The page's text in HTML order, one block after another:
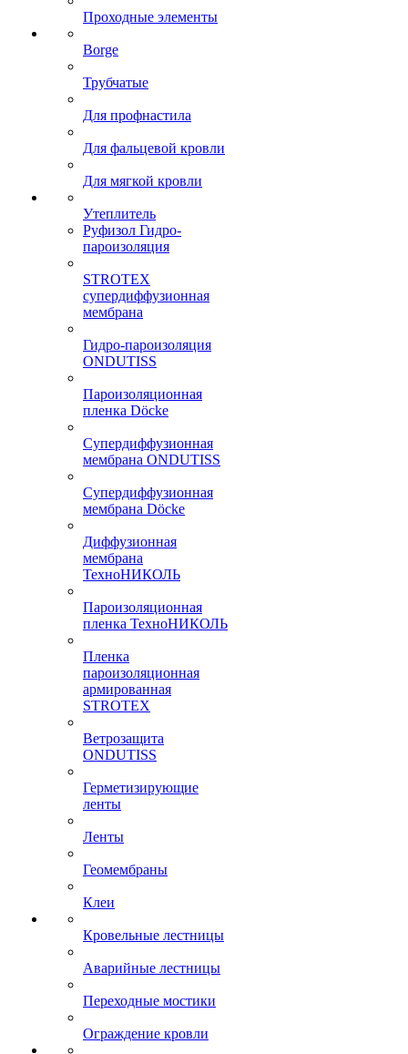
Проходные элементы
Borge
Трубчатые
Для профнастила
Для фальцевой кровли
Для мягкой кровли
Утеплитель
Руфизол Гидро-
пароизоляция
STROTEX
супердиффузионная
мембрана
Гидро-пароизоляция
ONDUTISS
Пароизоляционная
пленка Döcke
Супердиффузионная
мембрана ONDUTISS
Супердиффузионная
мембрана Döcke
Диффузионная
мембрана
ТехноНИКОЛЬ
Пароизоляционная
пленка ТехноНИКОЛЬ
Пленка
пароизоляционная
армированная
STROTEX
Ветрозащита
ONDUTISS
Герметизирующие
ленты
Ленты
Геомембраны
Клеи
Кровельные лестницы
Аварийные лестницы
Переходные мостики
Ограждение кровли